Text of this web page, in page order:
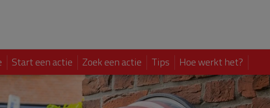
Start een actie Zoek een actie Tips Hoe werkt het?